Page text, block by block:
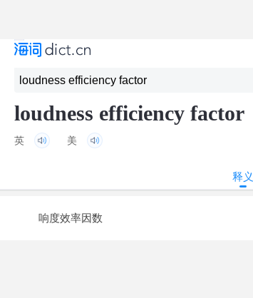
loudness efficiency factor
英 美
释义
响度效率因数